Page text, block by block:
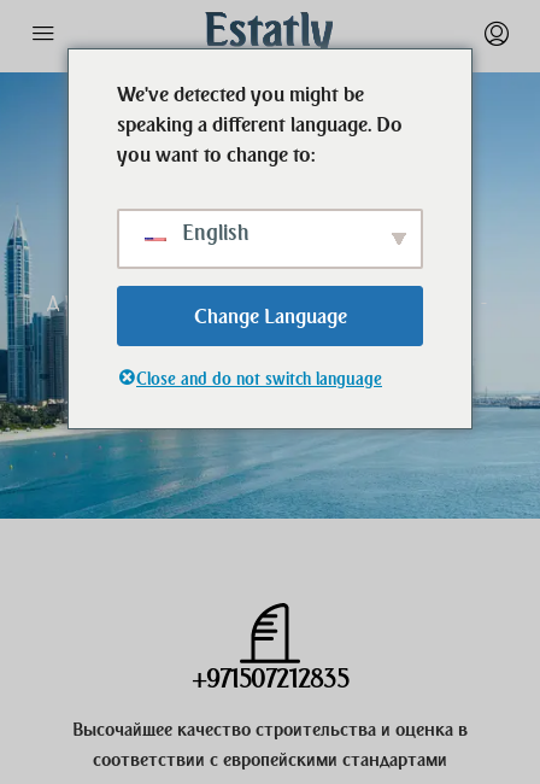
Свяжитесь с нами
ДУБАЙ - АБУ-ДАБИ - ШАРДЖА -
АДЖМАН
+971507212835
Высочайшее качество строительства и оценка в
соответствии с европейскими стандартами
We've detected you might be
speaking a different language. Do
you want to change to:
English
Change Language
Close and do not switch language